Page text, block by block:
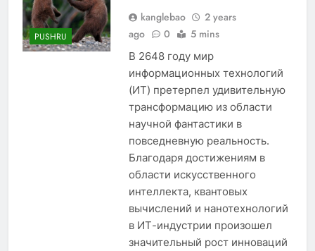
PUSHRU
kanglebao
2 years
ago
0 5 mins
В 2648 году мир
информационных технологий
(ИТ) претерпел удивительную
трансформацию из области
научной фантастики в
повседневную реальность.
Благодаря достижениям в
области искусственного
интеллекта, квантовых
вычислений и нанотехнологий
в ИТ-индустрии произошел
значительный рост инноваций